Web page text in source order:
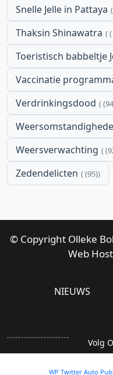
Snelle Jelle in Pattaya
Thaksin Shinawatra
Toeristisch babbeltje
Vaccinatie
Verdrinkingsdood
Weersverwachting
Zedendelicten (95)
© Copyright Olleke
Web
NIEUWS
Volg
WP Twitter Auto